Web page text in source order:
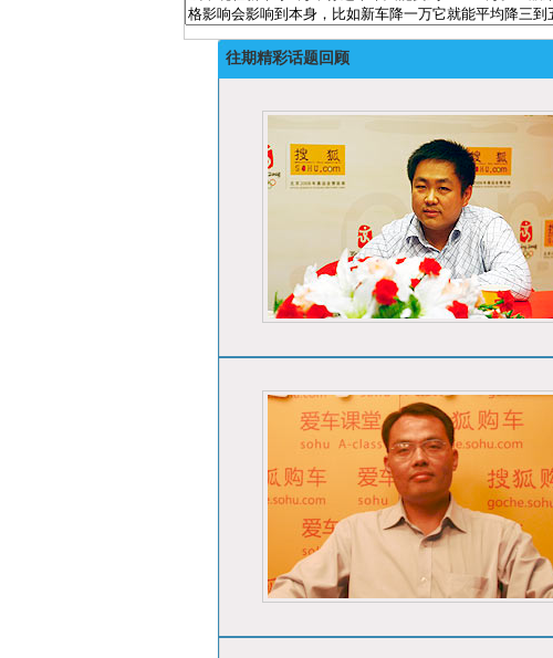
往期精彩话题回顾